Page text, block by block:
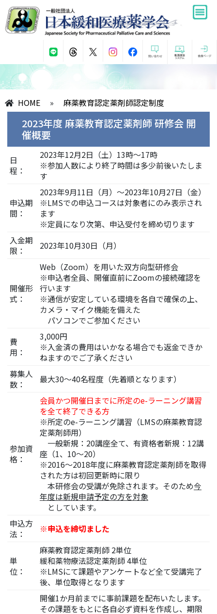
HOME » 麻薬教育認定薬剤師認定制度
2023年度 麻薬教育認定薬剤師 研修会 開
催概要
日
程：
2023年12月2日（土）13時～17時
※参加人数により終了時間は多少前後いたしま
す
申込期
間：
2023年9月11日（月）～2023年10月27日（金）
※LMSでの申込コースは対象者にのみ表示され
ます
※定員になり次第、申込受付を締め切ります
入金期
限：
2023年10月30日（月）
開催形
式：
Web（Zoom）を用いた双方向型研修会
※申込者全員、開催直前にZoomの接続確認を
行います
※通信が安定している環境を各自で確保の上、
カメラ・マイク機能を備えた
パソコンでご参加ください
費
用：
3,000円
※入金済の費用はいかなる場合でも返金できか
ねますのでご了承ください
募集人
数：
最大30～40名程度（先着順となります）
参加資
格：
会員かつ開催日までに所定のe-ラーニング講習
を全て終了できる方
※所定のe-ラーニング講習（LMSの麻薬教育認
定薬剤師用）
一般新規：20講座全て、有資格者新規：12講
座（1、10～20）
※2016～2018年度に麻薬教育認定薬剤師を取得
された方は初回更新時に限り
本研修会の受講が免除されます。そのため今
年度は新規申請予定の方を対象
としています。
申込方
法：
※申込を締切ました
単
位：
麻薬教育認定薬剤師 2単位
緩和薬物療法認定薬剤師 4単位
※LMSにて課題やアンケートなど全て受講完了
後、単位取得となります
開催1か月前までに事前課題を配布いたします。
その課題をもとに各自必ず資料を作成し、期限